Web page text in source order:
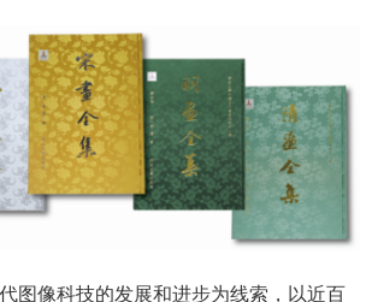
图像科技的发展和进步为线索，以近百